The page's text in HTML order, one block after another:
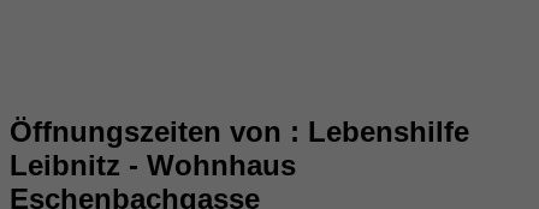
Öffnungszeiten von : Lebenshilfe
Leibnitz - Wohnhaus
Eschenbachgasse